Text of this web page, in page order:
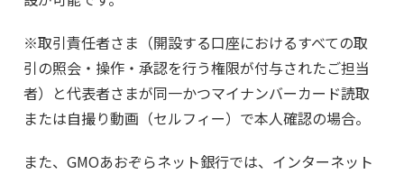
※取引責任者さま（開設する口座におけるすべての取
引の照会・操作・承認を行う権限が付与されたご担当
者）と代表者さまが同一かつマイナンバーカード読取
または自撮り動画（セルフィー）で本人確認の場合。
また、GMOあおぞらネット銀行では、インターネット